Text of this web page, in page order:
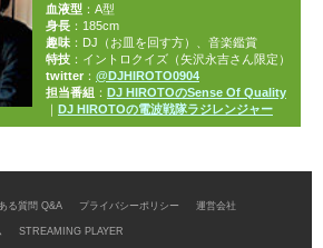
血液型：A型
身長：185cm
趣味：DJ（お皿を回す方）、音楽鑑賞
特技：イントロクイズ（矢沢永吉さん限定）
twitter： @DJHIROTO0904
担当番組 ： DJ HIROTOのSense Of Quality
DJ HIROTOの電波戦隊ラジレンジャー
る質問 Q&A プライバシーポリシー 運営会社
STREAMING PLAYER